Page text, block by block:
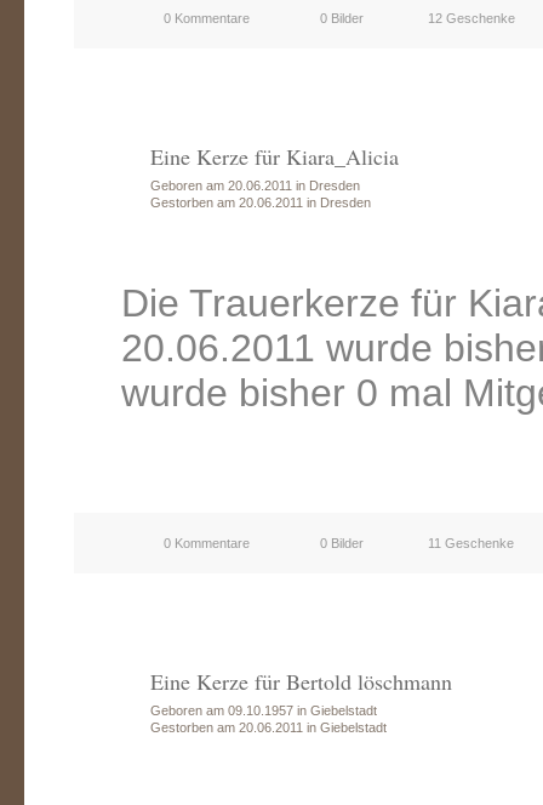
0 Kommentare 0 Bilder 12 Geschenke
Eine Kerze für Kiara_Alicia
Geboren am 20.06.2011 in Dresden
Gestorben am 20.06.2011 in Dresden
Die Trauerkerze für
20.06.2011 wurde
wurde bisher 0 mal
0 Kommentare 0 Bilder 11 Geschenke
Eine Kerze für Bertold löschmann
Geboren am 09.10.1957 in Giebelstadt
Gestorben am 20.06.2011 in Giebelstadt